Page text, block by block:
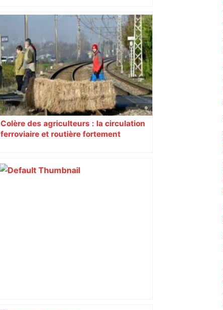
Colère des agriculteurs : la circulation
ferroviaire et routière fortement